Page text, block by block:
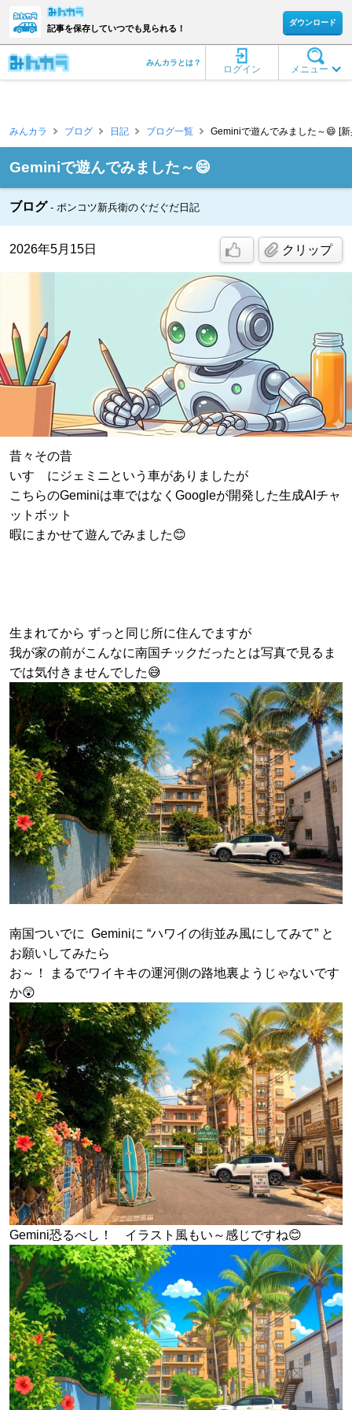
記事を保存していつでも見られる！
ダウンロード
メニュー
ログイン
みんカラとは？
みんカラ ブログ 日記 ブログ一覧 Geminiで遊んでみました～😄 [
Geminiで遊んでみました～😄
ブログ ポンコツ新兵衛のぐだぐだ日記
2026年5月15日 クリップ
昔々その昔
いすゞにジェミニという車がありましたが
こちらのGeminiは車ではなくGoogleが開発した生成AIチャ
ットボット
暇にまかせて遊んでみました😊
生まれてから ずっと同じ所に住んでますが
我が家の前がこんなに南国チックだったとは写真で見るま
では気付きませんでした😅
南国ついでに Geminiに “ハワイの街並み風にしてみて” と
お願いしてみたら
お～！ まるでワイキキの運河側の路地裏ようじゃないです
か😲
Gemini恐るべし！ イラスト風もい～感じですね😊